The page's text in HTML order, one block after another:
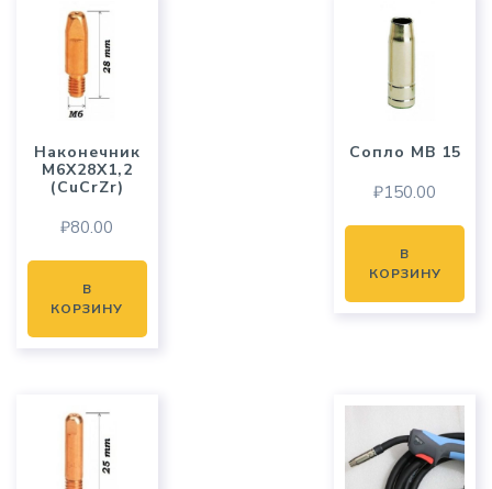
Наконечник
M6X28X1,2
(CuCrZr)
₽80.00
В
КОРЗИНУ
Сопло MB 15
₽150.00
В
КОРЗИНУ